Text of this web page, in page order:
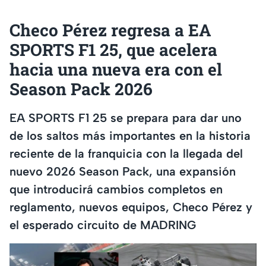
Checo Pérez regresa a EA
SPORTS F1 25, que acelera
hacia una nueva era con el
Season Pack 2026
EA SPORTS F1 25 se prepara para dar uno
de los saltos más importantes en la historia
reciente de la franquicia con la llegada del
nuevo 2026 Season Pack, una expansión
que introducirá cambios completos en
reglamento, nuevos equipos, Checo Pérez y
el esperado circuito de MADRING